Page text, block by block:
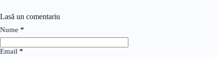
Lasă un comentariu
Nume *
Email *